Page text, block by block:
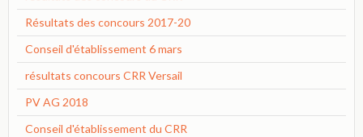
Résultats des concours 2017-20
Conseil d'établissement 6 mars
résultats concours CRR Versail
PV AG 2018
Conseil d'établissement du CRR